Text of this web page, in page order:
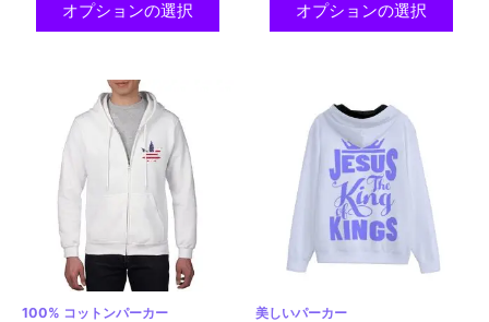
オプションの選択 オプションの選択
100% コットンパーカー 美しいパーカー